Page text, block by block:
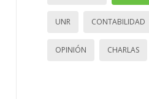
UNR CONTABILIDAD
OPINIÓN CHARLAS